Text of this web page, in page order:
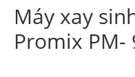
Máy xay
Promix PM-